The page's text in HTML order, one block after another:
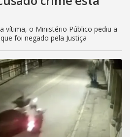
vítima, o Ministério Público pediu a
foi negado pela Justiça